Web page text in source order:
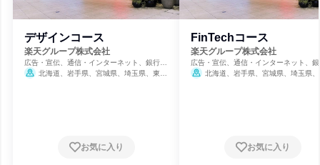
デザインコース
楽天グループ株式会社
広告・宣伝、通信・インターネット、銀行・
信用金庫・貸付
北海道、岩手県、宮城県、埼玉県、東京
お気に入り
FinTechコース
楽天グループ株式会社
広告・宣伝、通信・インターネット、
信用金庫・貸付
北海道、岩手県、宮城県、埼玉県
お気に入り